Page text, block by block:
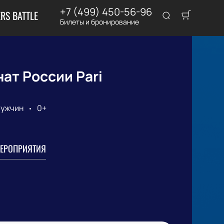
BATTLE +7 (499) 450-56-96
Билеты и бронирование
России Pari
0+